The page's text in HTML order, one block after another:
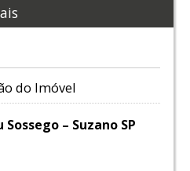
do Imóvel
– Suzano SP